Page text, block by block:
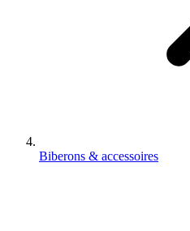
Biberons & accessoires